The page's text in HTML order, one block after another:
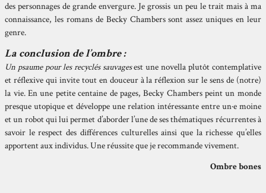
des personnages de grande envergure. Je grossis un peu le trait mais à ma
connaissance, les romans de Becky Chambers sont assez uniques en leur
genre.
La conclusion de l’ombre :
Un psaume pour les recyclés sauvagesest une novella plutôt contemplative
et réflexive qui invite tout en douceur à la réflexion sur le sens de (notre)
la vie. En une petite centaine de pages, Becky Chambers peint un monde
presque utopique et développe une relation intéressante entre un·e moine
et un robot qui lui permet d’aborder l’une de ses thématiques récurrentes à
savoir le respect des différences culturelles ainsi que la richesse qu’elles
apportent aux individus. Une réussite que je recommande vivement.
Ombre bones